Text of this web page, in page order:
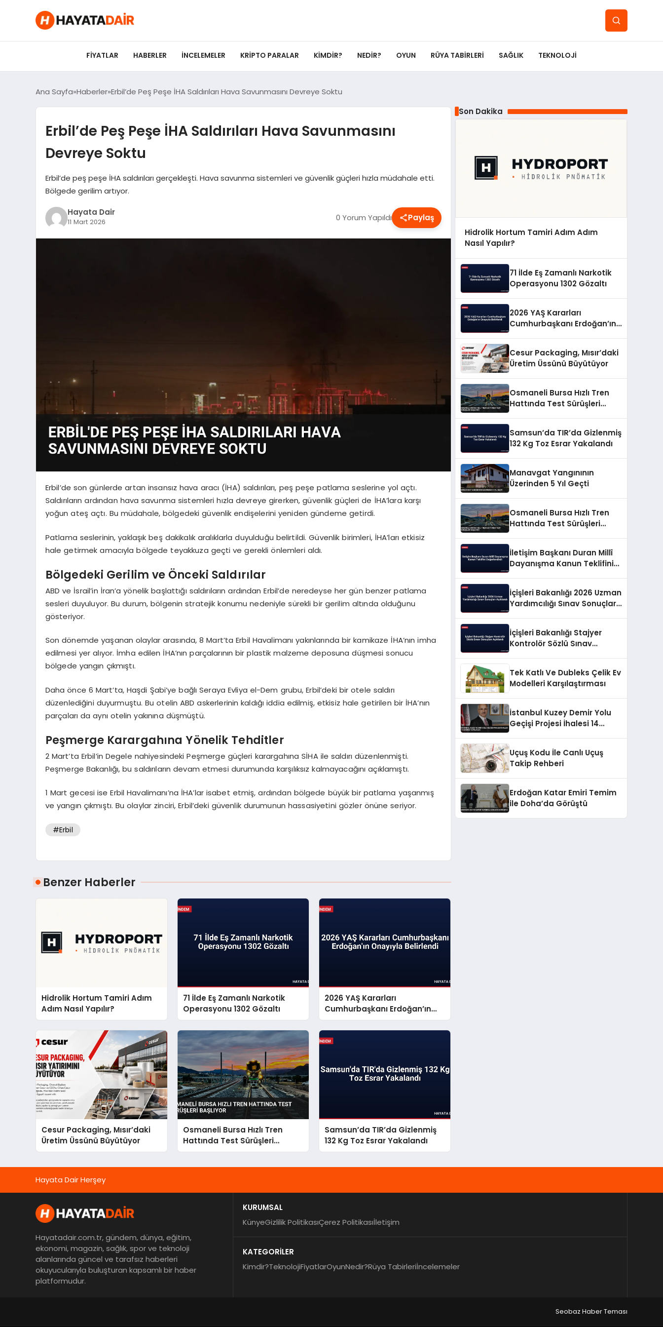
FIYATLAR HABERLER İNCELEMELER KRIPTO PARALAR KIMDIR? NEDIR? OYUN RÜYA TABIRLERI SAĞLIK TEKNOLOJI
Ana Sayfa Haberler Erbil’de Peş Peşe İHA Saldırıları Hava Savunmasını Devreye Soktu
Erbil’de Peş Peşe İHA Saldırıları Hava Savunmasını
Devreye Soktu
Erbil’de peş peşe İHA saldırıları gerçekleşti. Hava savunma sistemleri ve güvenlik güçleri hızla müdahale etti.
Bölgede gerilim artıyor.
Hayata Dair
11 Mart 2026 0 Yorum Yapıldı Paylaş
Erbil’de son günlerde artan insansız hava aracı (İHA) saldırıları, peş peşe patlama seslerine yol açtı.
Saldırıların ardından hava savunma sistemleri hızla devreye girerken, güvenlik güçleri de İHA’lara karşı
yoğun ateş açtı. Bu müdahale, bölgedeki güvenlik endişelerini yeniden gündeme getirdi.
Patlama seslerinin, yaklaşık beş dakikalık aralıklarla duyulduğu belirtildi. Güvenlik birimleri, İHA’ları etkisiz
hale getirmek amacıyla bölgede teyakkuza geçti ve gerekli önlemleri aldı.
Bölgedeki Gerilim ve Önceki Saldırılar
ABD ve İsrail’in İran’a yönelik başlattığı saldırıların ardından Erbil’de neredeyse her gün benzer patlama
sesleri duyuluyor. Bu durum, bölgenin stratejik konumu nedeniyle sürekli bir gerilim altında olduğunu
gösteriyor.
Son dönemde yaşanan olaylar arasında, 8 Mart’ta Erbil Havalimanı yakınlarında bir kamikaze İHA’nın imha
edilmesi yer alıyor. İmha edilen İHA’nın parçalarının bir plastik malzeme deposuna düşmesi sonucu
bölgede yangın çıkmıştı.
Daha önce 6 Mart’ta, Haşdi Şabi’ye bağlı Seraya Evliya el-Dem grubu, Erbil’deki bir otele saldırı
düzenlediğini duyurmuştu. Bu otelin ABD askerlerinin kaldığı iddia edilmiş, etkisiz hale getirilen bir İHA’nın
parçaları da aynı otelin yakınına düşmüştü.
Peşmerge Karargahına Yönelik Tehditler
2 Mart’ta Erbil’in Degele nahiyesindeki Peşmerge güçleri karargahına SİHA ile saldırı düzenlenmişti.
Peşmerge Bakanlığı, bu saldırıların devam etmesi durumunda karşılıksız kalmayacağını açıklamıştı.
1 Mart gecesi ise Erbil Havalimanı’na İHA’lar isabet etmiş, ardından bölgede büyük bir patlama yaşanmış
ve yangın çıkmıştı. Bu olaylar zinciri, Erbil’deki güvenlik durumunun hassasiyetini gözler önüne seriyor.
#Erbil
Benzer Haberler
Hidrolik Hortum Tamiri Adım
Adım Nasıl Yapılır?
71 İlde Eş Zamanlı Narkotik
Operasyonu 1302 Gözaltı
2026 YAŞ Kararları
Cumhurbaşkanı Erdoğan’ın
Onayıyla Belirlendi
Cesur Packaging, Mısır’daki
Üretim Üssünü Büyütüyor
Osmaneli Bursa Hızlı Tren
Hattında Test Sürüşleri
Başlıyor
Samsun’da TIR’da Gizlenmiş
132 Kg Toz Esrar Yakalandı
Son Dakika
Hidrolik Hortum Tamiri Adım Adım
Nasıl Yapılır?
71 İlde Eş Zamanlı Narkotik
Operasyonu 1302 Gözaltı
2026 YAŞ Kararları
Cumhurbaşkanı Erdoğan’ın
Cesur Packaging, Mısır’daki
Üretim Üssünü Büyütüyor
Osmaneli Bursa Hızlı Tren
Hattında Test Sürüşleri
Samsun’da TIR’da Gizlenmiş
132 Kg Toz Esrar Yakalandı
Manavgat Yangınının
Üzerinden 5 Yıl Geçti
Osmaneli Bursa Hızlı Tren
Hattında Test Sürüşleri
İletişim Başkanı Duran Millî
Dayanışma Kanun Teklifini
İçişleri Bakanlığı 2026 Uzman
Yardımcılığı Sınav Sonuçları
İçişleri Bakanlığı Stajyer
Kontrolör Sözlü Sınav
Tek Katlı Ve Dubleks Çelik Ev
Modelleri Karşılaştırması
İstanbul Kuzey Demir Yolu
Geçişi Projesi İhalesi 14
Uçuş Kodu İle Canlı Uçuş
Takip Rehberi
Erdoğan Katar Emiri Temim
ile Doha’da Görüştü
Hayata Dair Herşey
Hayatadair.com.tr, gündem, dünya, eğitim,
ekonomi, magazin, sağlık, spor ve teknoloji
alanlarında güncel ve tarafsız haberleri
okuyucularıyla buluşturan kapsamlı bir haber
platformudur.
KURUMSAL
KünyeGizlilik PolitikasıÇerez Politikasıİletişim
KATEGORİLER
Kimdir?TeknolojiFiyatlarOyunNedir?Rüya Tabirleriİncelemeler
Seobaz Haber Teması